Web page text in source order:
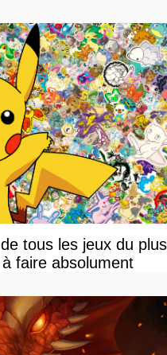
tous les jeux du plus
faire absolument